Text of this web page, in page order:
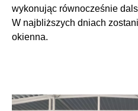
wykonując równocześnie
W najbliższych dniach
okienna.